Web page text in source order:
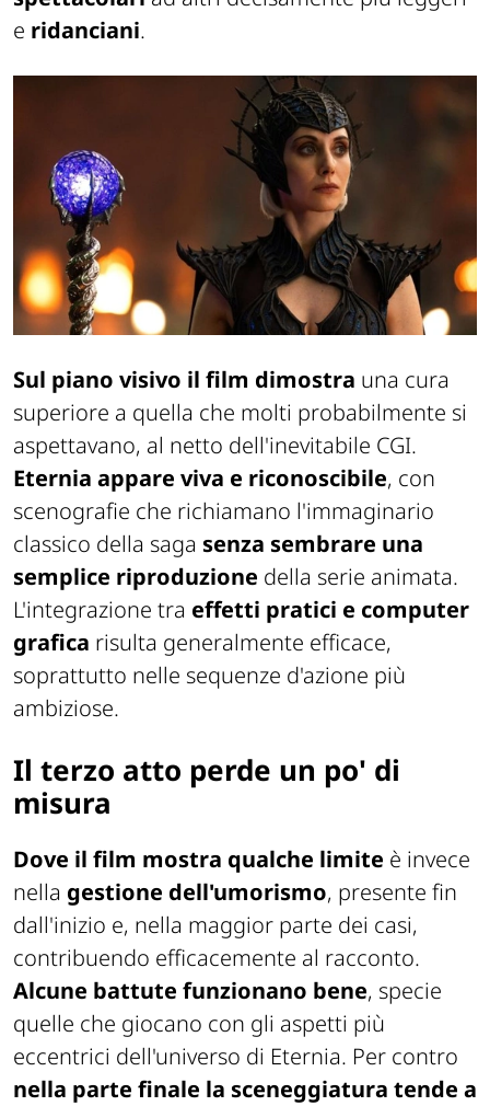
e ridanciani.
Sul piano visivo il film dimostra una cura
superiore a quella che molti probabilmente si
aspettavano, al netto dell'inevitabile CGI.
Eternia appare viva e riconoscibile, con
scenografie che richiamano l'immaginario
classico della saga senza sembrare una
semplice riproduzione della serie animata.
L'integrazione tra effetti pratici e computer
grafica risulta generalmente efficace,
soprattutto nelle sequenze d'azione più
ambiziose.
Il terzo atto perde un po' di
misura
Dove il film mostra qualche limite è invece
nella gestione dell'umorismo, presente fin
dall'inizio e, nella maggior parte dei casi,
contribuendo efficacemente al racconto.
Alcune battute funzionano bene, specie
quelle che giocano con gli aspetti più
eccentrici dell'universo di Eternia. Per contro
nella parte finale la sceneggiatura tende a